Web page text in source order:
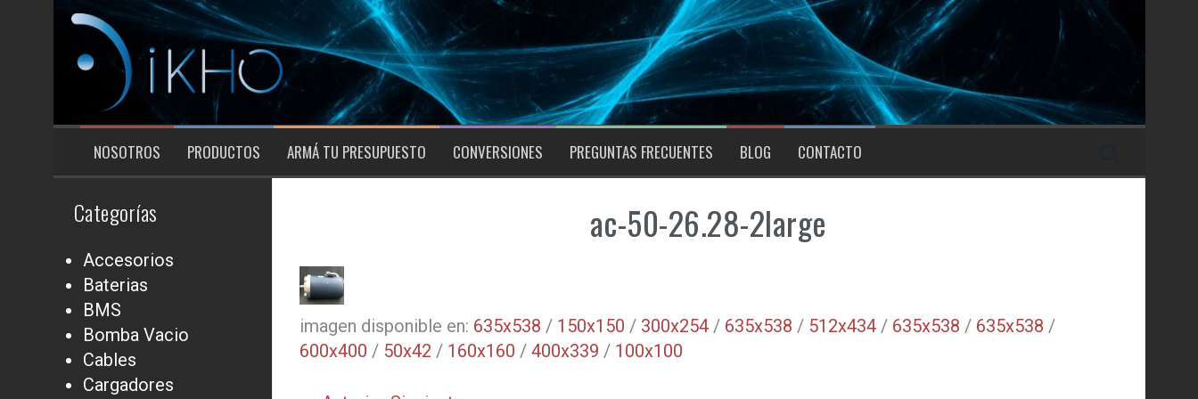
contenido
NOSOTROS PRODUCTOS ARMÁ TU PRESUPUESTO CONVERSIONES PREGUNTAS FRECUENTES BLOG CONTACTO
ac-50-26.28-2large
imagen disponible en: 635x538 / 150x150 / 300x254/ 635x538 / 512x434/ 635x538 / 635x538 /
600x400 / 50x42 / 160x160 / 400x339 / 100x100
Categorías
Accesorios
Baterias
BMS
Bomba Vacio
Cables
Cargadores